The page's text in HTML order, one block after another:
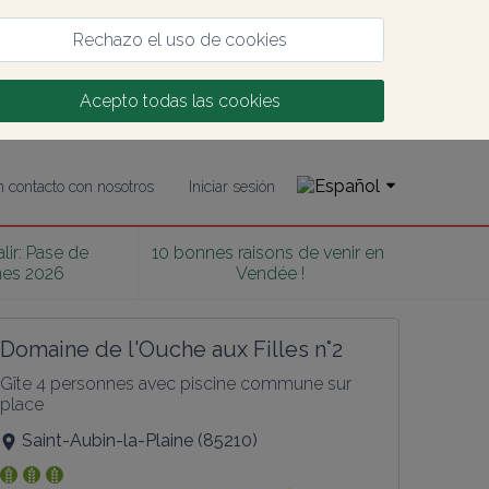
Rechazo el uso de cookies
Acepto todas las cookies
contacto con nosotros Iniciar sesión
Pase de
2026
10 bonnes raisons de venir en
Vendée !
Domaine de l'Ouche aux Filles n°2
Gîte 4 personnes avec piscine commune sur
place
Saint-Aubin-la-Plaine (85210)